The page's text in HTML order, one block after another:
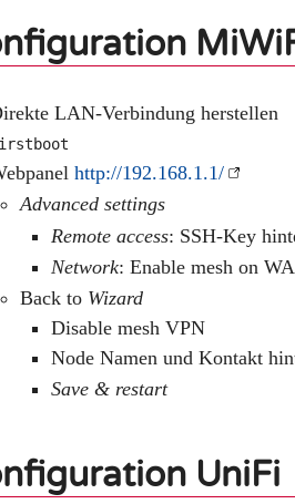
LAN-Verbindung herstellen
http://192.168.1.1/
Advanced settings
Remote access: SSH-Key
Network: Enable mesh on
Back to Wizard
Disable mesh VPN
Node Namen und Kontakt
Save & restart
UniFi